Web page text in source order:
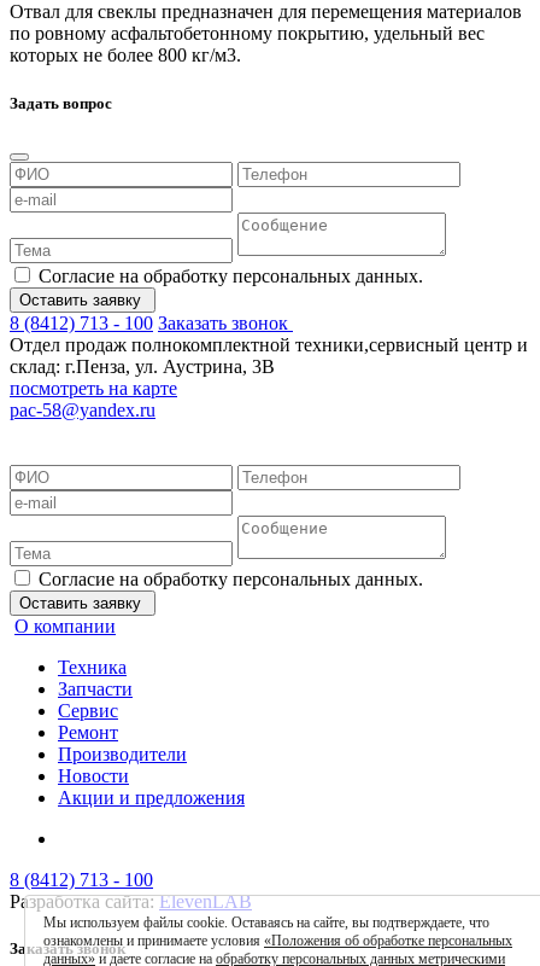
Отвал для свеклы предназначен для перемещения материалов
по ровному асфальтобетонному покрытию, удельный вес
которых не более 800 кг/м3.
Задать вопрос
Согласие на обработку персональных данных.
Оставить заявку
8 (8412) 713 - 100 Заказать звонок
Отдел продаж полнокомплектной техники,сервисный центр и
склад: г.Пенза, ул. Аустрина, 3В
посмотреть на карте
pac-58@yandex.ru
Согласие на обработку персональных данных.
Оставить заявку
О компании
Техника
Запчасти
Сервис
Ремонт
Производители
Новости
Акции и предложения
8 (8412) 713 - 100
Разработка сайта:ElevenLAB
Заказать звонок
Мы используем файлы cookie. Оставаясь на сайте, вы подтверждаете, что
ознакомлены и принимаете условия «Положения об обработке персональных
данных»и даете согласие на обработку персональных данных метрическими